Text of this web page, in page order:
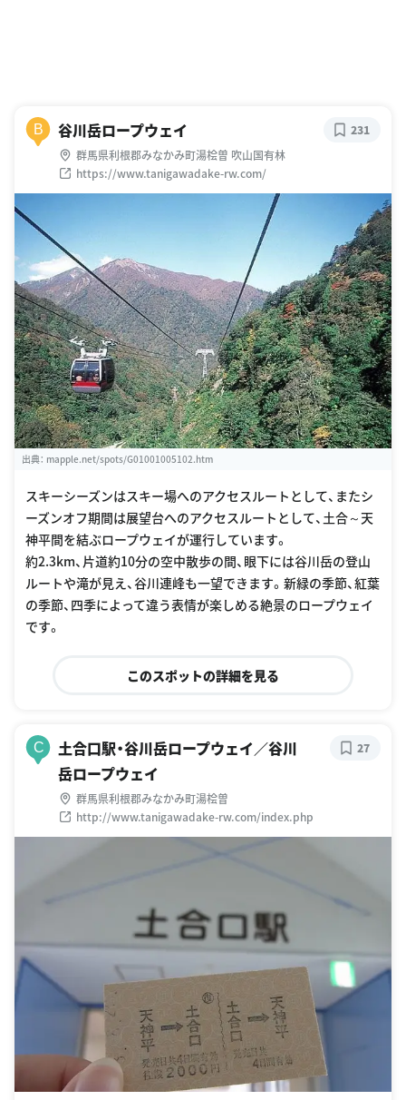
B 谷川岳ロープウェイ
群馬県利根郡みなかみ町湯桧曽 吹山国有林
https://www.tanigawadake-rw.com/
231
出典： mapple.net/spots/G01001005102.htm
スキーシーズンはスキー場へのアクセスルートとして、またシ
ーズンオフ期間は展望台へのアクセスルートとして、土合～天
神平間を結ぶロープウェイが運行しています。
約2.3km、片道約10分の空中散歩の間、眼下には谷川岳の登山
ルートや滝が見え、谷川連峰も一望できます。新緑の季節、紅葉
の季節、四季によって違う表情が楽しめる絶景のロープウェイ
です。
このスポットの詳細を見る
C
土合口駅・谷川岳ロープウェイ／谷川
岳ロープウェイ
群馬県利根郡みなかみ町湯桧曽
http://www.tanigawadake-rw.com/index.php
27